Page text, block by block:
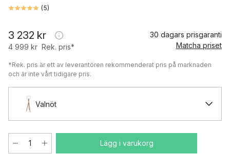
(5)
3 232 kr
4 999 kr Rek. pris*
30 dagars prisgaranti
Matcha priset
*Rek. pris är ett av leverantören rekommenderat pris på marknaden
och är inte vårt tidigare pris.
Valnöt
Lägg i varukorg